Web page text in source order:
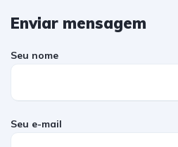
Enviar mensagem
Seu nome
Seu e-mail